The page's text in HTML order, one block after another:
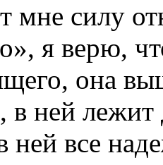
мне силу
я верю,
она
в ней лежит
ней все